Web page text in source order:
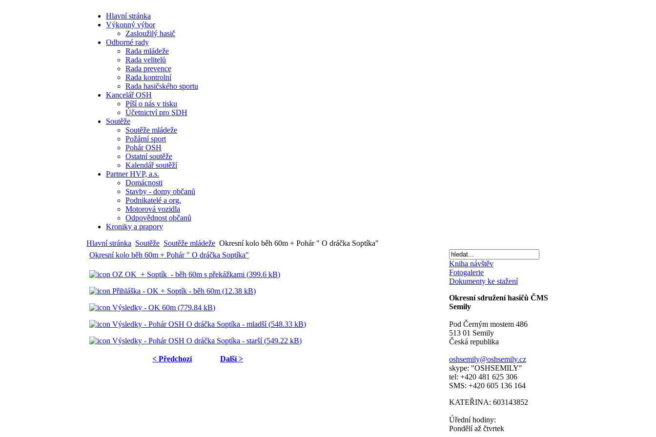
Hlavní stránka
Výkonný výbor
Zasloužilý hasič
Odborné rady
Rada mládeže
Rada velitelů
Rada prevence
Rada kontrolní
Rada hasičského sportu
Kancelář OSH
Píší o nás v tisku
Účetnictví pro SDH
Soutěže
Soutěže mládeže
Požární sport
Pohár OSH
Ostatní soutěže
Kalendář soutěží
Partner HVP, a.s.
Domácnosti
Stavby - domy občanů
Podnikatelé a org.
Motorová vozidla
Odpovědnost občanů
Kroniky a prapory
Hlavní stránka Soutěže Soutěže mládeže Okresní kolo běh 60m + Pohár " O dráčka Soptíka"
Okresní kolo běh 60m + Pohár " O dráčka Soptíka"
OZ OK + Soptík - běh 60m s překážkami (399.6 kB)
Přihláška - OK + Soptík - běh 60m (12.38 kB)
Výsledky - OK 60m (779.84 kB)
Výsledky - Pohár OSH O dráčka Soptíka - mladší (548.33 kB)
Výsledky - Pohár OSH O dráčka Soptíka - starší (549.22 kB)
< Předchozí Další >
Kniha návštěv
Fotogalerie
Dokumenty ke stažení
Okresní sdružení hasičů ČMS
Semily
Pod Černým mostem 486
513 01 Semily
Česká republika
oshsemily@oshsemily.cz
skype: "OSHSEMILY"
tel: +420 481 625 306
SMS: +420 605 136 164
KATEŘINA: 603143852
Úřední hodiny:
Pondělí až čtvrtek